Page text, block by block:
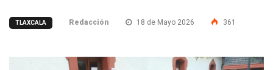
TLAXCALA Redacción 18 de Mayo 2026 361